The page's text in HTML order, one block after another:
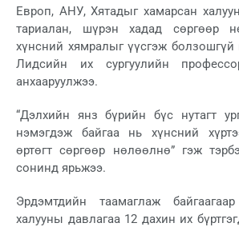
Европ, АНУ, Хятадыг хамарсан
тариалан, шүрэн хадад сөргөөр
хүнсний хямралыг үүсгэж
Лидсийн их сургуулийн
анхааруулжээ.
“Дэлхийн янз бүрийн бүс нутагт
нэмэгдэж байгаа нь хүнсний
өртөгт сөргөөр нөлөөлнө” гэж
сонинд ярьжээ.
Эрдэмтдийн таамаглаж
халууны давлагаа 12 дахин их